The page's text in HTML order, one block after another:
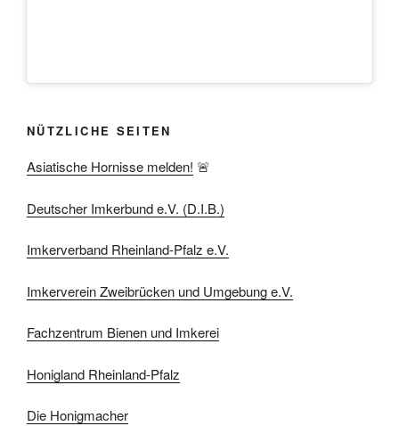
NÜTZLICHE SEITEN
Asiatische Hornisse melden! 🚨
Deutscher Imkerbund e.V. (D.I.B.)
Imkerverband Rheinland-Pfalz e.V.
Imkerverein Zweibrücken und Umgebung e.V.
Fachzentrum Bienen und Imkerei
Honigland Rheinland-Pfalz
Die Honigmacher